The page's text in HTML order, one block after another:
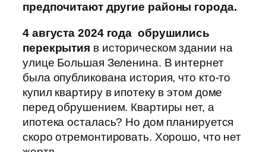
предпочитают другие районы города.
4 августа 2024 года обрушились
перекрытия в историческом здании на
улице Большая Зеленина. В интернет
была опубликована история, что кто-то
купил квартиру в ипотеку в этом доме
перед обрушением. Квартиры нет, а
ипотека осталась? Но дом планируется
скоро отремонтировать. Хорошо, что нет